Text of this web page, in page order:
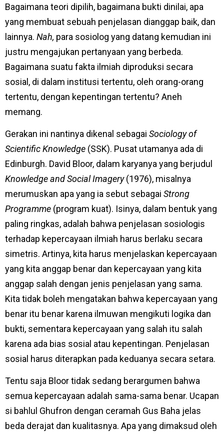
Bagaimana teori dipilih, bagaimana bukti dinilai, apa
yang membuat sebuah penjelasan dianggap baik, dan
lainnya. Nah, para sosiolog yang datang kemudian ini
justru mengajukan pertanyaan yang berbeda.
Bagaimana suatu fakta ilmiah diproduksi secara
sosial, di dalam institusi tertentu, oleh orang-orang
tertentu, dengan kepentingan tertentu? Aneh
memang.
Gerakan ini nantinya dikenal sebagai Sociology of
Scientific Knowledge (SSK). Pusat utamanya ada di
Edinburgh. David Bloor, dalam karyanya yang berjudul
Knowledge and Social Imagery(1976), misalnya
merumuskan apa yang ia sebut sebagai Strong
Programme (program kuat). Isinya, dalam bentuk yang
paling ringkas, adalah bahwa penjelasan sosiologis
terhadap kepercayaan ilmiah harus berlaku secara
simetris. Artinya, kita harus menjelaskan kepercayaan
yang kita anggap benar dan kepercayaan yang kita
anggap salah dengan jenis penjelasan yang sama.
Kita tidak boleh mengatakan bahwa kepercayaan yang
benar itu benar karena ilmuwan mengikuti logika dan
bukti, sementara kepercayaan yang salah itu salah
karena ada bias sosial atau kepentingan. Penjelasan
sosial harus diterapkan pada keduanya secara setara.
Tentu saja Bloor tidak sedang berargumen bahwa
semua kepercayaan adalah sama-sama benar. Ucapan
si bahlul Ghufron dengan ceramah Gus Baha jelas
beda derajat dan kualitasnya. Apa yang dimaksud oleh